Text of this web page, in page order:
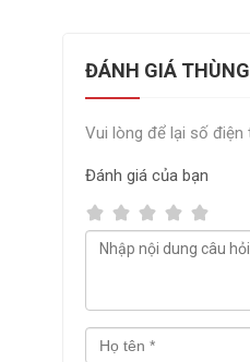
ĐÁNH GIÁ
Vui lòng để lại số điện
Đánh giá của bạn